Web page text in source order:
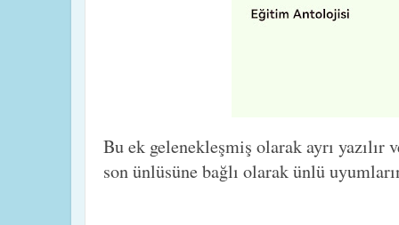
Bu ek gelenekleşmiş olarak ayrı
son ünlüsüne bağlı olarak ünlü